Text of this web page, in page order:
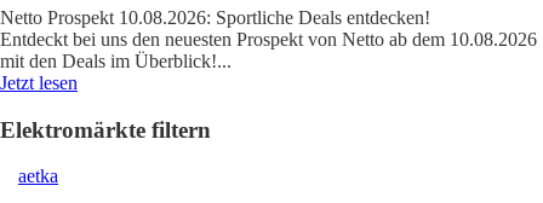
Netto Prospekt 10.08.2026: Sportliche Deals entdecken!
Entdeckt bei uns den neuesten Prospekt von Netto ab dem 10.08.2026
mit den Deals im Überblick!...
Jetzt lesen
Elektromärkte filtern
aetka